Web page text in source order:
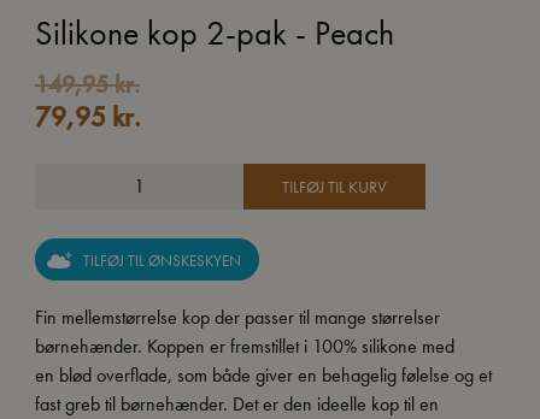
Silikone kop 2-pak - Peach
149,95kr.
Den
oprindelige
79,95 kr.
Den
aktuelle
TILFØJ TIL KURV
TILFØJ TIL ØNSKESKYEN
Fin mellemstørrelse kop der passer til mange størrelser
børnehænder. Koppen er fremstillet i 100% silikone med
en blød overflade, som både giver en behagelig følelse og et
fast greb til børnehænder. Det er den ideelle kop til en